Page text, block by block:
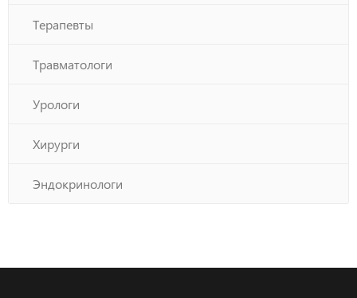
Терапевты
Травматологи
Урологи
Хирурги
Эндокринологи